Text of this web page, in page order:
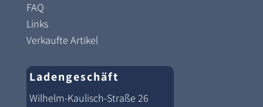
FAQ
Links
Verkaufte Artikel
Ladengeschäft
Wilhelm-Kaulisch-Straße 26